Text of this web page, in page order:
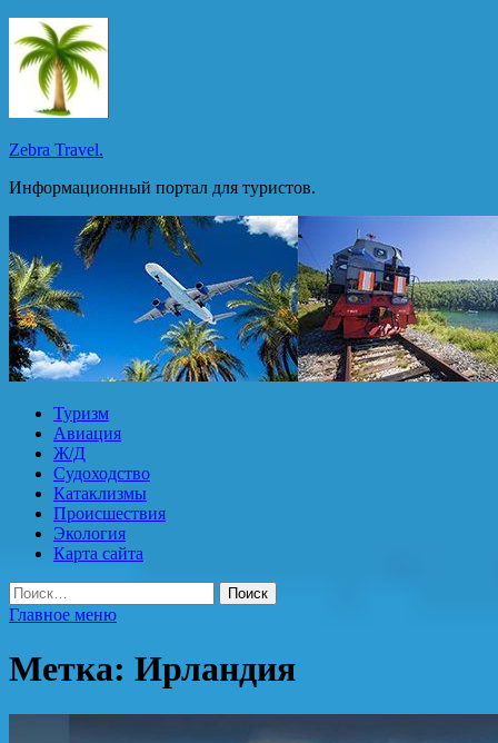
Перейти
к
содержимому
Zebra Travel.
Информационный портал для туристов.
Туризм
Авиация
Ж/Д
Судоходство
Катаклизмы
Происшествия
Экология
Карта сайта
Найти:
Главное меню
Метка: Ирландия